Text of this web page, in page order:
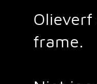
frame.